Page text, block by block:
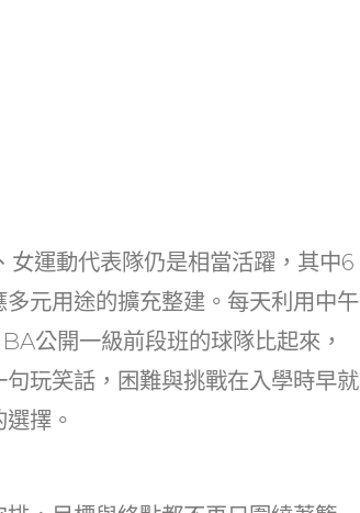
運動代表隊仍是相當活躍，其中6
元用途的擴充整建。每天利用中午
公開一級前段班的球隊比起來，
句玩笑話，困難與挑戰在入學時早就
擇。